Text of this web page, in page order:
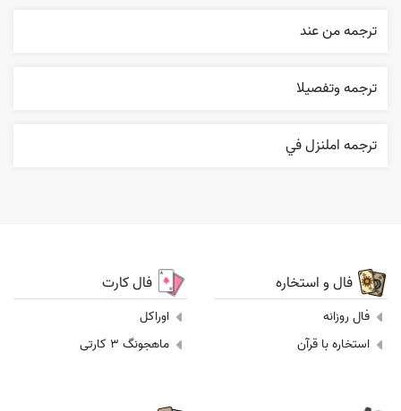
ترجمه من عند
ترجمه وتفصيلا
ترجمه املنزل في
فال و استخاره
فال روزانه
استخاره با قرآن
فال کارت
اوراکل
ماهجونگ 3 کارتی